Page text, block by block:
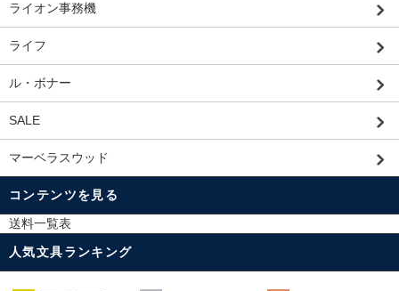
ライオン事務機
ライフ
ル・ボナー
SALE
マーベラスウッド
コンテンツを見る
送料一覧表
人気文具ランキング